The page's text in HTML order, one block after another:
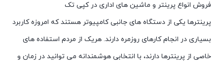
فروش انواع پرینتر و ماشین های اداری در کپی تک
پرینترها یکی از دستگاه های جانبی کامپیوتر هستند که امروزه کاربرد
بسیاری در انجام کارهای روزمره دارند. هریک از مردم استفاده های
خاصی از پرینترها دارند، با انتخابی هوشمندانه می توانید در زمان و